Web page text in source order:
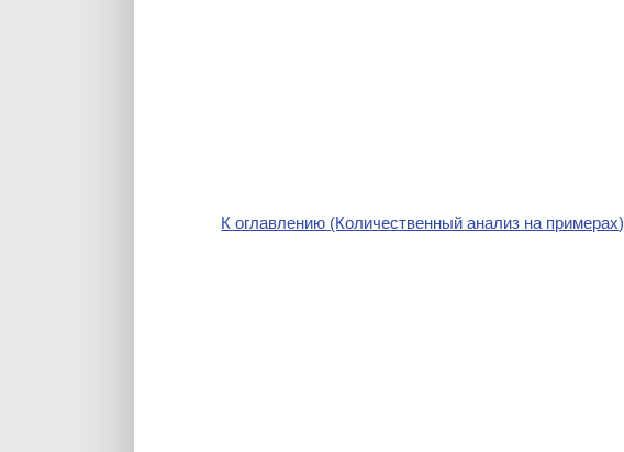
К оглавлению (Количественный анализ на примерах)